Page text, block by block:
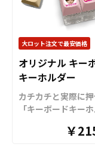
けの簡単な組み立て
で、アニメグッズや
ィストグッズ、スポ
ーム応援グッズなど
用途におすすめです。
に必要な資材も取り
おりますので、お客
デザインをご入稿い
だけでオリジナル
ジナルグッズ制作
ーの高精細フルカラ
なら、繊細なイラス
ラデーション、写真
まで美しく再現可能
木ならではの温かみ
目を活かし、高級感
る仕上がりに仕上げ
印刷方式は「片面
「両面印刷」に対応
り、用途に合わせた
デザイン表現がで
サイズはS・M・L
大ロット注文で最安価格
オリジナル キー
キーホルダー
カチカチと実際に
「キーボードキー
デザインで制作い
￥